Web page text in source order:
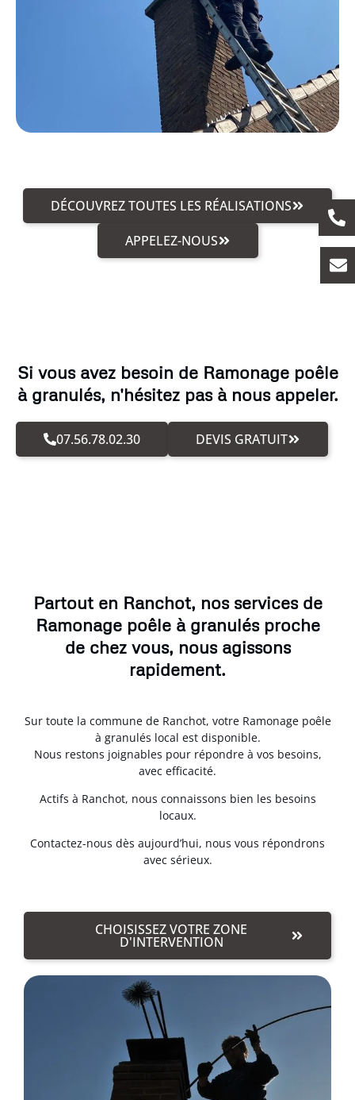
DÉCOUVREZ TOUTES LES RÉALISATIONS
APPELEZ-NOUS
Si vous avez besoin de Ramonage poêle
à granulés, n'hésitez pas à nous appeler.
07.56.78.02.30 DEVIS GRATUIT
Partout en Ranchot, nos services de
Ramonage poêle à granulés proche
de chez vous, nous agissons
rapidement.
Sur toute la commune de Ranchot, votre Ramonage poêle
à granulés local est disponible.
Nous restons joignables pour répondre à vos besoins,
avec efficacité.
Actifs à Ranchot, nous connaissons bien les besoins
locaux.
Contactez-nous dès aujourd’hui, nous vous répondrons
avec sérieux.
CHOISISSEZ VOTRE ZONE
D'INTERVENTION